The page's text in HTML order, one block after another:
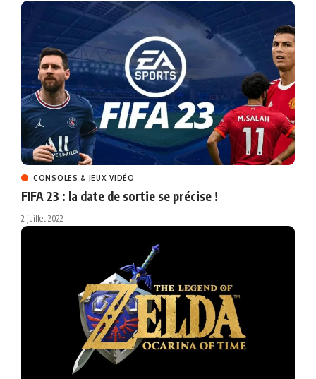
CONSOLES & JEUX VIDÉO
FIFA 23 : la date de sortie se précise !
2 juillet 2022